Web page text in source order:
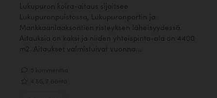
Lukupuron koira-aitaus sijaitsee
Lukupuronpuistossa, Lukupuronportin ja
Mankkaanlaaksontien risteyksen läheisyydessä.
Aitauksia on kaksi ja niiden yhteispinta-ala on 4400
m2. Aitaukset valmistuivat vuonna...